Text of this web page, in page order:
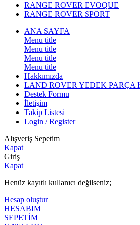
RANGE ROVER EVOQUE
RANGE ROVER SPORT
ANA SAYFA
Menu title
Menu title
Menu title
Menu title
Hakkımızda
LAND ROVER YEDEK PARÇA
Destek Formu
İletişim
Takip Listesi
Login / Register
Alışveriş Sepetim
Kapat
Giriş
Kapat
Henüz kayıtlı kullanıcı değilseniz;
Hesap oluştur
HESABIM
SEPETİM